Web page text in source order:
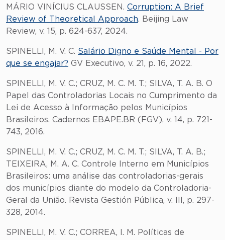
MÁRIO VINÍCIUS CLAUSSEN. Corruption: A Brief
Review of Theoretical Approach. Beijing Law
Review, v. 15, p. 624-637, 2024.
SPINELLI, M. V. C. Salário Digno e Saúde Mental - Por
que se engajar? GV Executivo, v. 21, p. 16, 2022.
SPINELLI, M. V. C.; CRUZ, M. C. M. T.; SILVA, T. A. B. O
Papel das Controladorias Locais no Cumprimento da
Lei de Acesso à Informação pelos Municípios
Brasileiros. Cadernos EBAPE.BR (FGV), v. 14, p. 721-
743, 2016.
SPINELLI, M. V. C.; CRUZ, M. C. M. T.; SILVA, T. A. B.;
TEIXEIRA, M. A. C. Controle Interno em Municípios
Brasileiros: uma análise das controladorias-gerais
dos municípios diante do modelo da Controladoria-
Geral da União. Revista Gestión Pública, v. III, p. 297-
328, 2014.
SPINELLI, M. V. C.; CORREA, I. M. Políticas de